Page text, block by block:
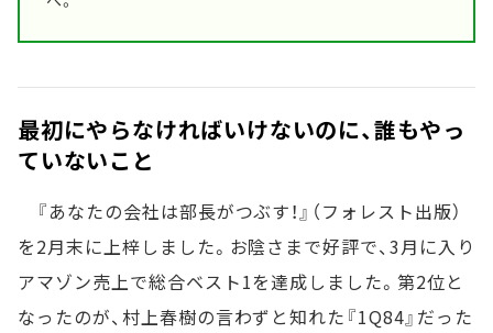
最初にやらなければいけないのに、誰もやっ
ていないこと
『あなたの会社は部長がつぶす！』（フォレスト出版）
を2月末に上梓しました。お陰さまで好評で、3月に入り
アマゾン売上で総合ベスト1を達成しました。第2位と
なったのが、村上春樹の言わずと知れた『1Q84』だった